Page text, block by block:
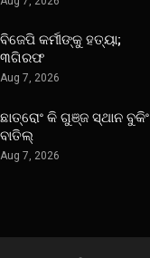
ବିଜେପି କର୍ମୀଙ୍କୁ ହତ୍ୟା;
୩ଗିରଫ
Aug 7, 2026
ଛାତ୍ରୋଂ କି ଗୁଞ୍ଜ ସ୍ଥାନ ବୁକିଂ
ବାତିଲ୍
Aug 7, 2026